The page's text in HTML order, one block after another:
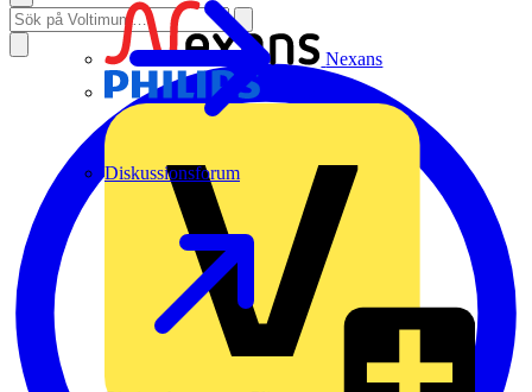
Nexans
Diskussionsforum